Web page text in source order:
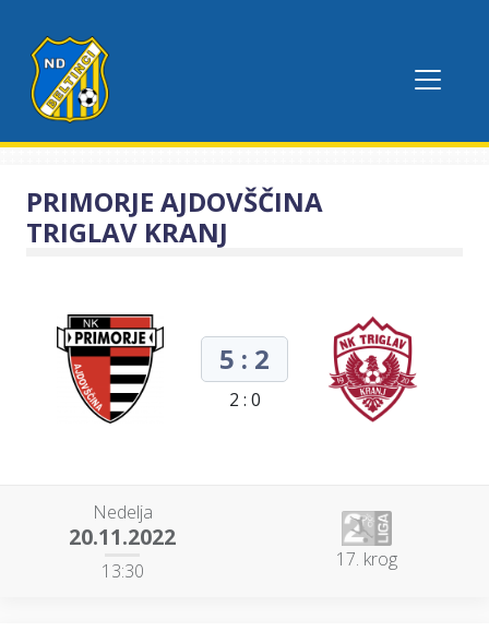
PRIMORJE AJDOVŠČINA
TRIGLAV KRANJ
5 : 2
2 : 0
Nedelja
20.11.2022
13:30 17. krog